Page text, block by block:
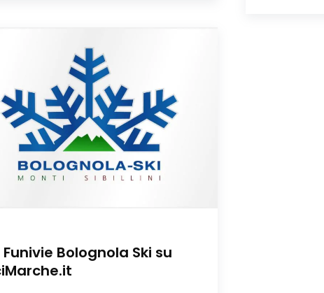
Funivie Bolognola Ski su